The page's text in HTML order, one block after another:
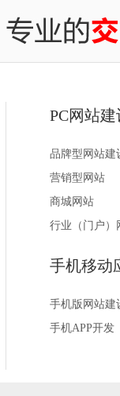
PC网站建
品牌型网站建
营销型网站
商城网站
行业（门户）
手机移动
手机版网站建
手机APP开发